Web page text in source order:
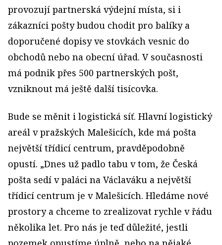
provozují partnerská výdejní místa, si i
zákazníci pošty budou chodit pro balíky a
doporučené dopisy ve stovkách vesnic do
obchodů nebo na obecní úřad. V současnosti
má podnik přes 500 partnerských pošt,
vzniknout má ještě další tisícovka.
Bude se měnit i logistická síť. Hlavní logistický
areál v pražských Malešicích, kde má pošta
největší třídicí centrum, pravděpodobně
opustí. „Dnes už padlo tabu v tom, že Česká
pošta sedí v paláci na Václaváku a největší
třídicí centrum je v Malešicích. Hledáme nové
prostory a chceme to zrealizovat rychle v řádu
několika let. Pro nás je teď důležité, jestli